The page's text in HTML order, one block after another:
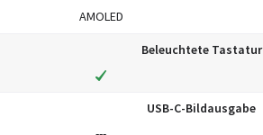
AMOLED
Beleuchtete Tastatur
USB-C-Bildausgabe